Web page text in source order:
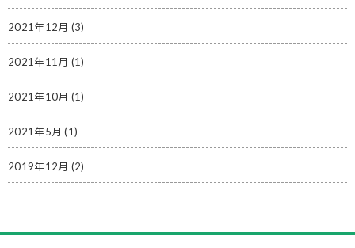
2021年12月 (3)
2021年11月 (1)
2021年10月 (1)
2021年5月 (1)
2019年12月 (2)